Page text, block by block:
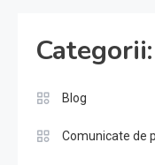
Categorii:
Blog
Comunicate de